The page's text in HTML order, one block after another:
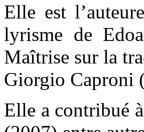
Elle est
lyrisme de
Maîtrise sur la
Giorgio Caproni
Elle a contribué